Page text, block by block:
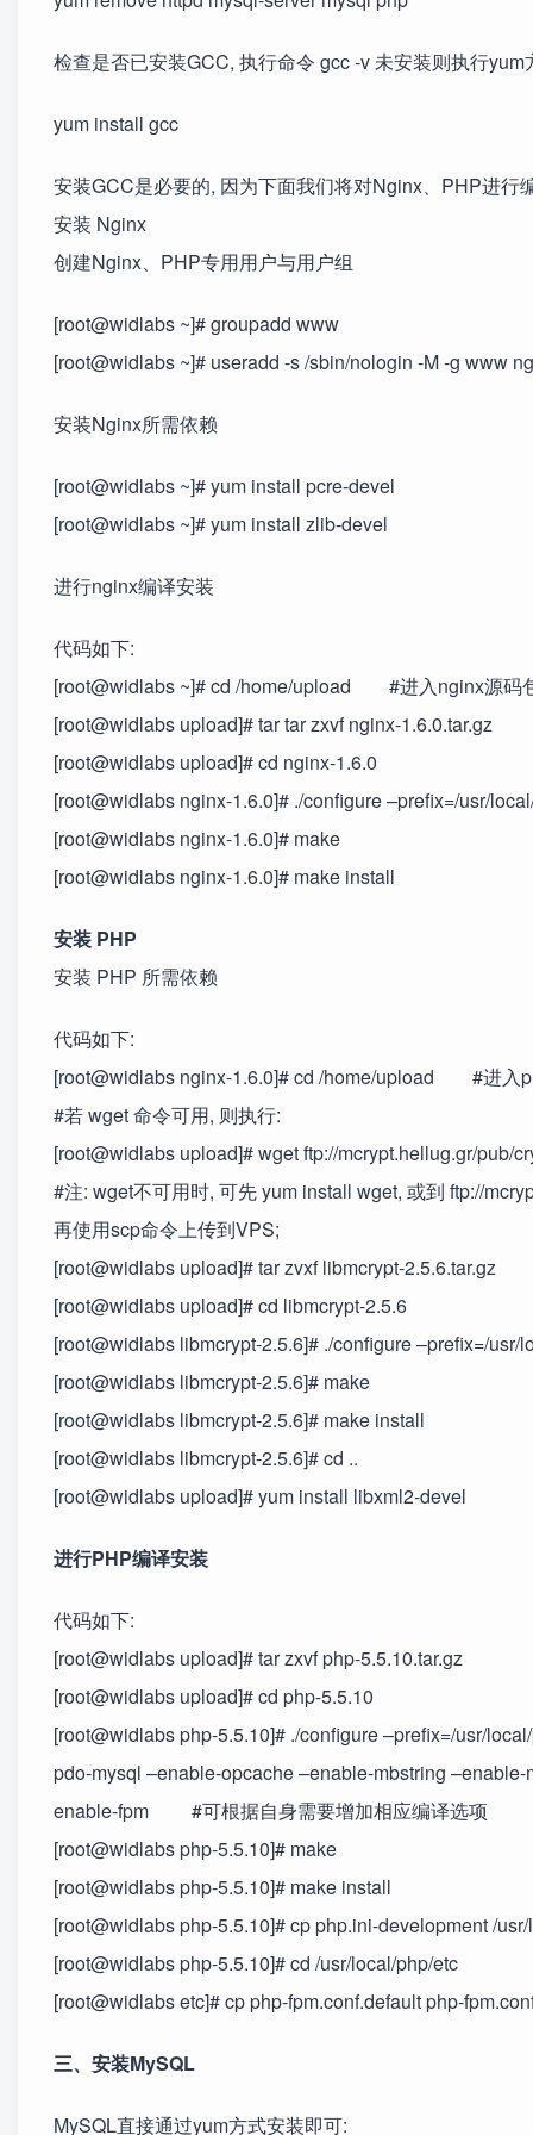
检查是否已安装GCC, 执行命令 gcc -v 未安装则执行yum
yum install gcc
安装GCC是必要的, 因为下面我们将对Nginx、PHP进行
安装 Nginx
创建Nginx、PHP专用用户与用户组
[root@widlabs ~]# groupadd www
[root@widlabs ~]# useradd -s /sbin/nologin -M -g www
安装Nginx所需依赖
[root@widlabs ~]# yum install pcre-devel
[root@widlabs ~]# yum install zlib-devel
进行nginx编译安装
代码如下:
[root@widlabs ~]# cd /home/upload #进入nginx源码
[root@widlabs upload]# tar tar zxvf nginx-1.6.0.tar.gz
[root@widlabs upload]# cd nginx-1.6.0
[root@widlabs nginx-1.6.0]# ./configure –prefix=/usr/
[root@widlabs nginx-1.6.0]# make
[root@widlabs nginx-1.6.0]# make install
安装 PHP
安装 PHP 所需依赖
代码如下:
[root@widlabs nginx-1.6.0]# cd /home/upload #进入
#若 wget 命令可用, 则执行:
[root@widlabs upload]# wget ftp://mcrypt.hellug.gr/pub/
#注: wget不可用时, 可先 yum install wget, 或到 ftp://
再使用scp命令上传到VPS;
[root@widlabs upload]# tar zvxf libmcrypt-2.5.6.tar.gz
[root@widlabs upload]# cd libmcrypt-2.5.6
[root@widlabs libmcrypt-2.5.6]# ./configure –prefix=/usr/
[root@widlabs libmcrypt-2.5.6]# make
[root@widlabs libmcrypt-2.5.6]# make install
[root@widlabs libmcrypt-2.5.6]# cd ..
[root@widlabs upload]# yum install libxml2-devel
进行PHP编译安装
代码如下:
[root@widlabs upload]# tar zxvf php-5.5.10.tar.gz
[root@widlabs upload]# cd php-5.5.10
[root@widlabs php-5.5.10]# ./configure –prefix=/usr/
pdo-mysql –enable-opcache –enable-mbstring
enable-fpm #可根据自身需要增加相应编译选项
[root@widlabs php-5.5.10]# make
[root@widlabs php-5.5.10]# make install
[root@widlabs php-5.5.10]# cp php.ini-development /
[root@widlabs php-5.5.10]# cd /usr/local/php/etc
[root@widlabs etc]# cp php-fpm.conf.default php-
三、安装MySQL
MySQL直接通过yum方式安装即可: